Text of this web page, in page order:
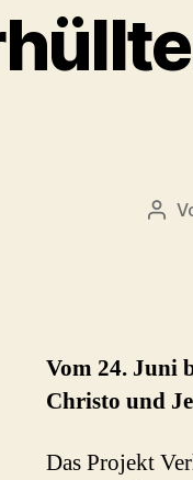
Vom 24. Juni
Christo und
Das Projekt